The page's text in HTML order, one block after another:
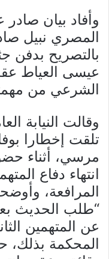
وأفاد بيان
المصري نبيل
بالتصريح بدفن
عيسى العياط
الشرعي من
وقالت النيابة
تلقت إخطارا
مرسي، أثناء
انتهاء دفاع
المرافعة،
“طلب الحديث
عن المتهمين
المحكمة